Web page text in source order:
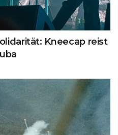
Kneecap reist